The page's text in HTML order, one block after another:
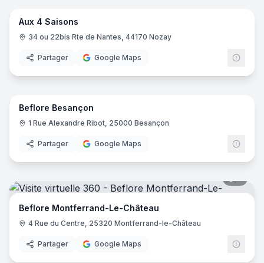
Aux 4 Saisons
34 ou 22bis Rte de Nantes, 44170 Nozay
Partager Google Maps
9
Beflore Besançon
1 Rue Alexandre Ribot, 25000 Besançon
Partager Google Maps
Beflore Montferrand-Le-Château
4 Rue du Centre, 25320 Montferrand-le-Château
Partager Google Maps